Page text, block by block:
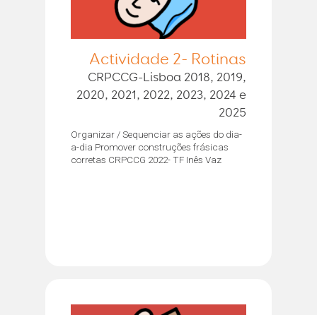
Actividade 2- Rotinas
CRPCCG-Lisboa 2018, 2019,
2020, 2021, 2022, 2023, 2024 e
2025
Organizar / Sequenciar as ações do dia-
a-dia Promover construções frásicas
corretas CRPCCG 2022- TF Inês Vaz